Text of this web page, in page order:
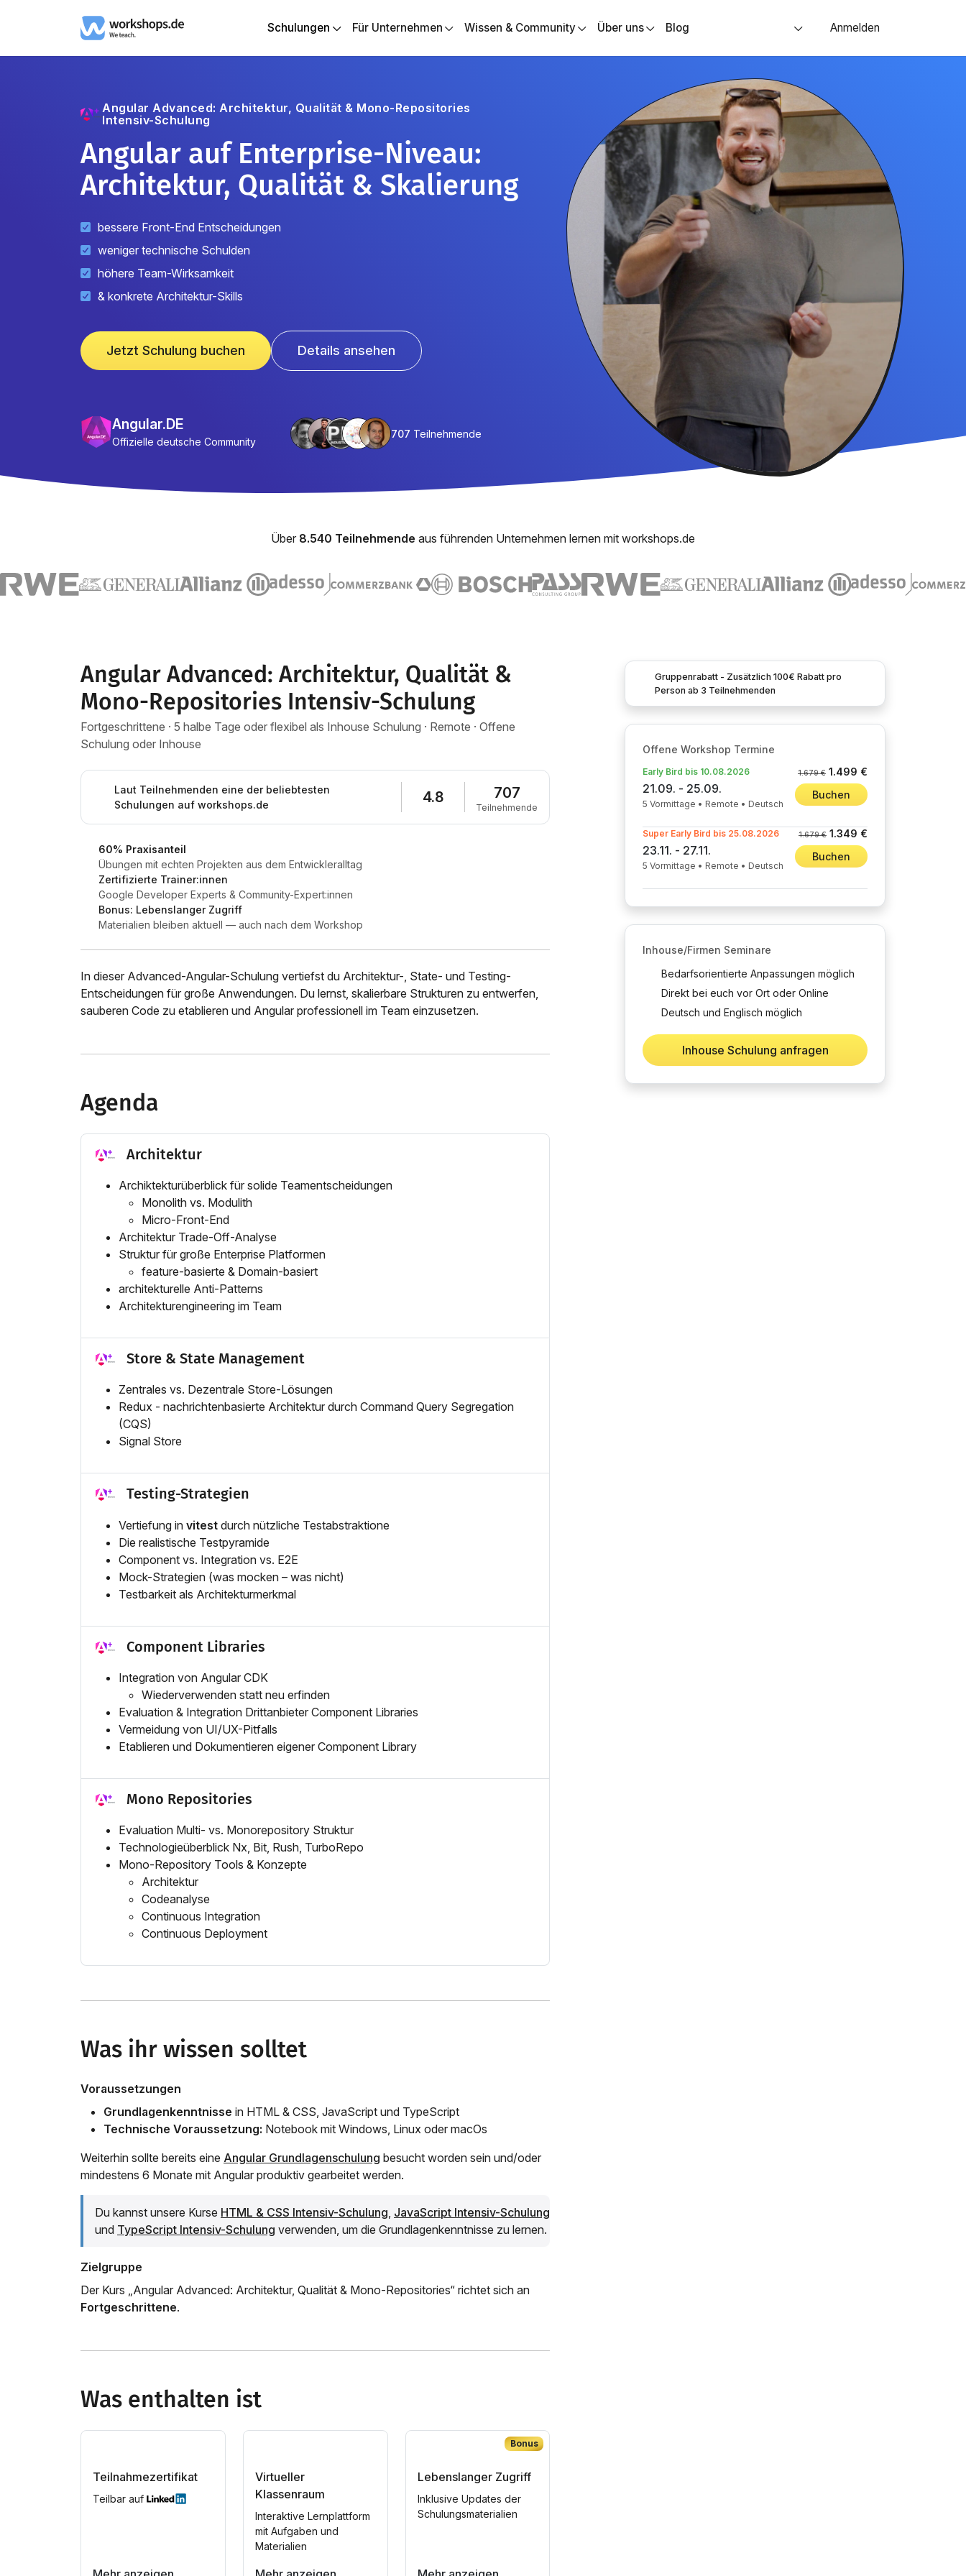
Schulungen Für Unternehmen Wissen & Community Über uns Blog Anmelden
Angular Advanced: Architektur, Qualität & Mono-Repositories
Intensiv-Schulung
Angular auf Enterprise-Niveau:
Architektur, Qualität & Skalierung
bessere Front-End Entscheidungen
weniger technische Schulden
höhere Team-Wirksamkeit
& konkrete Architektur-Skills
Jetzt Schulung buchen Details ansehen
Angular.DE
Offizielle deutsche Community
707 Teilnehmende
Über 8.540 Teilnehmende aus führenden Unternehmen lernen mit workshops.de
Angular Advanced: Architektur, Qualität &
Mono-Repositories Intensiv-Schulung
Fortgeschrittene · 5 halbe Tage oder flexibel als Inhouse Schulung · Remote · Offene
Schulung oder Inhouse
Laut Teilnehmenden eine der beliebtesten
Schulungen auf workshops.de
4.8 707
Teilnehmende
60% Praxisanteil
Übungen mit echten Projekten aus dem Entwickleralltag
Zertifizierte Trainer:innen
Google Developer Experts & Community-Expert:innen
Bonus: Lebenslanger Zugriff
Materialien bleiben aktuell — auch nach dem Workshop
In dieser Advanced-Angular-Schulung vertiefst du Architektur-, State- und Testing-
Entscheidungen für große Anwendungen. Du lernst, skalierbare Strukturen zu entwerfen,
sauberen Code zu etablieren und Angular professionell im Team einzusetzen.
Agenda
Architektur
Archiktekturüberblick für solide Teamentscheidungen
Monolith vs. Modulith
Micro-Front-End
Architektur Trade-Off-Analyse
Struktur für große Enterprise Platformen
feature-basierte & Domain-basiert
architekturelle Anti-Patterns
Architekturengineering im Team
Store & State Management
Zentrales vs. Dezentrale Store-Lösungen
Redux - nachrichtenbasierte Architektur durch Command Query Segregation
(CQS)
Signal Store
Testing-Strategien
Vertiefung in vitest durch nützliche Testabstraktione
Die realistische Testpyramide
Component vs. Integration vs. E2E
Mock-Strategien (was mocken – was nicht)
Testbarkeit als Architekturmerkmal
Component Libraries
Integration von Angular CDK
Wiederverwenden statt neu erfinden
Evaluation & Integration Drittanbieter Component Libraries
Vermeidung von UI/UX-Pitfalls
Etablieren und Dokumentieren eigener Component Library
Mono Repositories
Evaluation Multi- vs. Monorepository Struktur
Technologieüberblick Nx, Bit, Rush, TurboRepo
Mono-Repository Tools & Konzepte
Architektur
Codeanalyse
Continuous Integration
Continuous Deployment
Was ihr wissen solltet
Voraussetzungen
Grundlagenkenntnisse in HTML & CSS, JavaScript und TypeScript
Technische Voraussetzung: Notebook mit Windows, Linux oder macOs
Weiterhin sollte bereits eine Angular Grundlagenschulung besucht worden sein und/oder
mindestens 6 Monate mit Angular produktiv gearbeitet werden.
Du kannst unsere Kurse HTML & CSS Intensiv-Schulung JavaScript Intensiv-Schulung
und TypeScript Intensiv-Schulung verwenden, um die Grundlagenkenntnisse zu lernen.
Zielgruppe
Der Kurs „Angular Advanced: Architektur, Qualität & Mono-Repositories“ richtet sich an
Fortgeschrittene.
Was enthalten ist
Teilnahmezertifikat
Teilbar auf
Virtueller
Klassenraum
Interaktive Lernplattform
mit Aufgaben und
Materialien
Bonus
Lebenslanger Zugriff
Inklusive Updates der
Schulungsmaterialien
Gruppenrabatt - Zusätzlich 100€ Rabatt pro
Person ab 3 Teilnehmenden
Offene Workshop Termine
Early Bird bis 10.08.2026
21.09. - 25.09.
5 Vormittage • Remote • Deutsch
1.679 €1.499 €
Buchen
Super Early Bird bis 25.08.2026
23.11. - 27.11.
5 Vormittage • Remote • Deutsch
1.679 €1.349 €
Buchen
Inhouse/Firmen Seminare
Bedarfsorientierte Anpassungen möglich
Direkt bei euch vor Ort oder Online
Deutsch und Englisch möglich
Inhouse Schulung anfragen